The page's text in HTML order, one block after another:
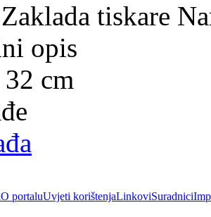
tiskare
opis
cm
O portaluUvjeti korištenjaLinkoviSuradnici